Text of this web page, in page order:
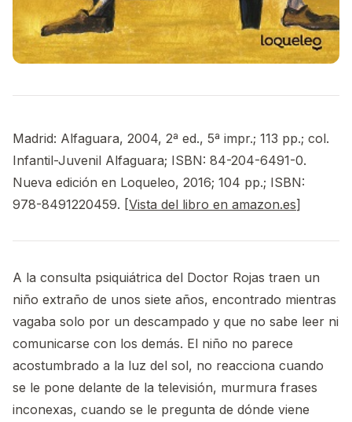
Madrid: Alfaguara, 2004, 2ª ed., 5ª impr.; 113 pp.; col.
Infantil-Juvenil Alfaguara; ISBN: 84-204-6491-0.
Nueva edición en Loqueleo, 2016; 104 pp.; ISBN: ‎
978-8491220459. [Vista del libro en amazon.es]
A la consulta psiquiátrica del Doctor Rojas traen un
niño extraño de unos siete años, encontrado mientras
vagaba solo por un descampado y que no sabe leer ni
comunicarse con los demás. El niño no parece
acostumbrado a la luz del sol, no reacciona cuando
se le pone delante de la televisión, murmura frases
inconexas, cuando se le pregunta de dónde viene